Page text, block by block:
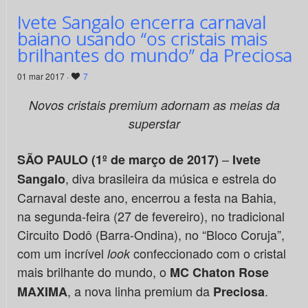
Ivete Sangalo encerra carnaval
baiano usando “os cristais mais
brilhantes do mundo” da Preciosa
01 mar 2017 · 7
Novos cristais premium adornam as meias da
superstar
SÃO PAULO (1º de março de 2017) – Ivete
Sangalo, diva brasileira da música e estrela do
Carnaval deste ano, encerrou a festa na Bahia,
na segunda-feira (27 de fevereiro), no tradicional
Circuito Dodô (Barra-Ondina), no “Bloco Coruja”,
com um incrível lookconfeccionado com o cristal
mais brilhante do mundo, o MC Chaton Rose
MAXIMA, a nova linha premium da Preciosa.